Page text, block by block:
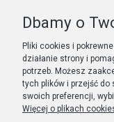
Dbamy o
Pliki cookies i
działanie strony i
potrzeb. Możesz
tych plików i przejść do
swoich preferencji,
Więcej o plikach